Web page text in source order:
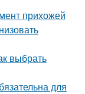
прихожей
выбрать
для